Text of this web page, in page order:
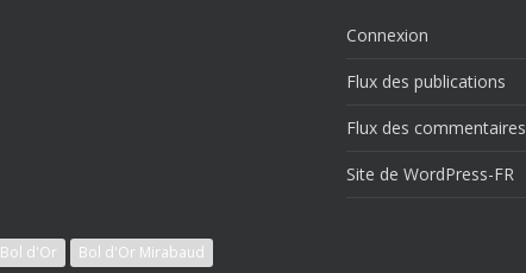
Bol d'Or Bol d'Or Mirabaud
Connexion
Flux des publications
Flux des commentaires
Site de WordPress-FR